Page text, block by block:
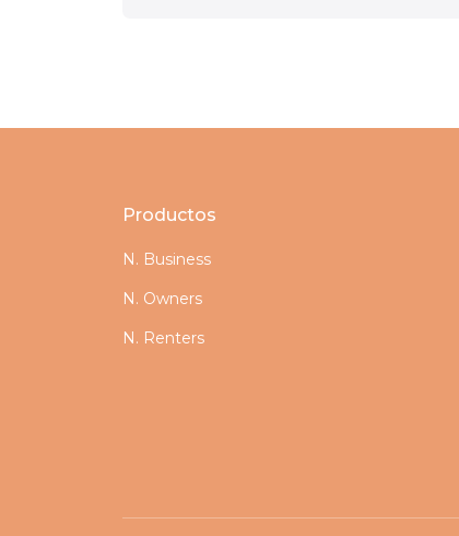
Productos
N. Business
N. Owners
N. Renters